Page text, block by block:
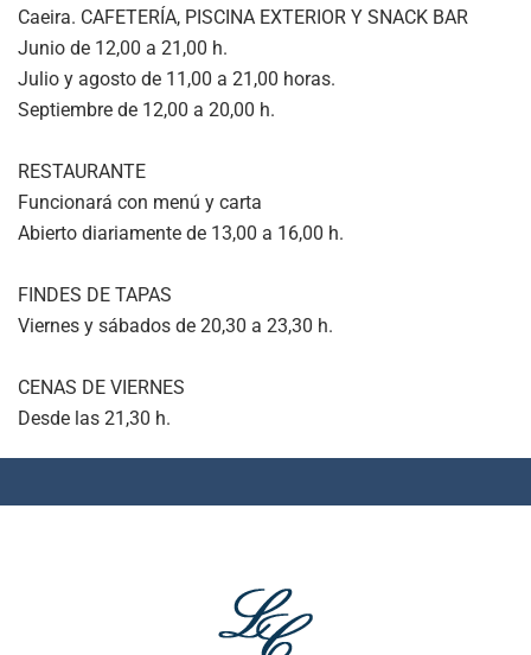
Caeira. CAFETERÍA, PISCINA EXTERIOR Y SNACK BAR
Junio de 12,00 a 21,00 h.
Julio y agosto de 11,00 a 21,00 horas.
Septiembre de 12,00 a 20,00 h.
RESTAURANTE
Funcionará con menú y carta
Abierto diariamente de 13,00 a 16,00 h.
FINDES DE TAPAS
Viernes y sábados de 20,30 a 23,30 h.
CENAS DE VIERNES
Desde las 21,30 h.